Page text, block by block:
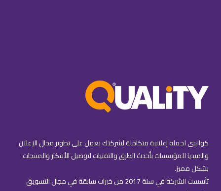
كواليتي لحملة إعلانية متكاملة لشركتك نعمل على تطوير مجال الإعلان
والميديا للمؤسسات بأحدث الطرق والتقنيات لتوصيل الأفكار والمنتجات
بشكل مميز.
تأسست الشركة في سنة 2017 من خبرات سابقة في مجال التسويق